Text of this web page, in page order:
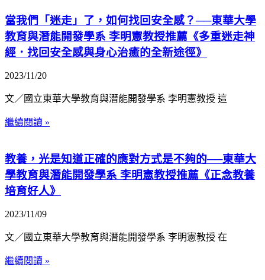
當我們「迷走」了，如何找回安全感？──東華大學
教育與潛能開發學系 李明憲教授推薦《多重迷走神
經．找回安全感與身心治癒的全新途徑》
2023/11/20
文／國立東華大學教育與潛能開發學系 李明憲教授 這
繼續閱讀 »
教養，光是知道正確的應對方式是不夠的──東華大
學教育與潛能開發學系 李明憲教授推薦《正念教養
培育好人》
2023/11/09
文／國立東華大學教育與潛能開發學系 李明憲教授 在
繼續閱讀 »